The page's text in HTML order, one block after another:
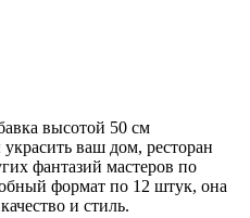
высотой 50 см
ваш дом, ресторан
фантазий мастеров по
формат по 12 штук, она
и стиль.